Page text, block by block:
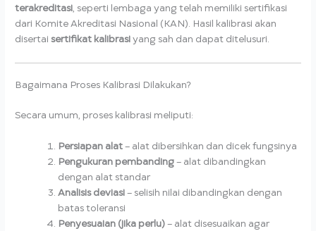
terakreditasi, seperti lembaga yang telah memiliki sertifikasi
dari Komite Akreditasi Nasional (KAN). Hasil kalibrasi akan
disertaisertifikat kalibrasiyang sah dan dapat ditelusuri.
Bagaimana Proses Kalibrasi Dilakukan?
Secara umum, proses kalibrasi meliputi:
Persiapan alat– alat dibersihkan dan dicek fungsinya
Pengukuran pembanding– alat dibandingkan
dengan alat standar
Analisis deviasi– selisih nilai dibandingkan dengan
batas toleransi
Penyesuaian (jika perlu)– alat disesuaikan agar